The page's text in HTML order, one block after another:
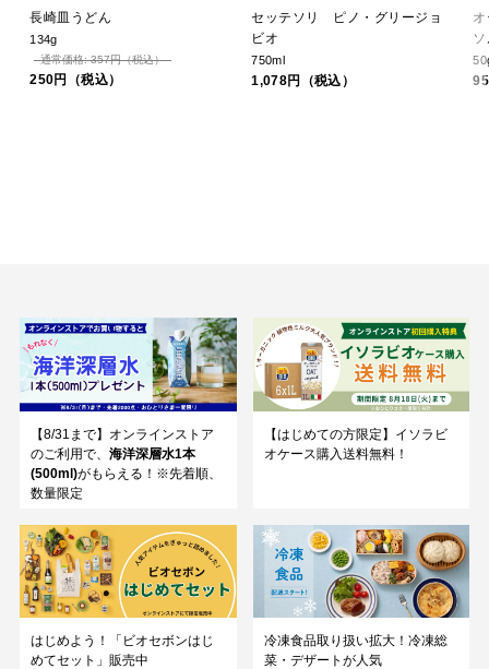
長崎皿うどん
134g
通常価格: 357円（税込）
250円（税込）
セッテソリ ピノ・グリージョ
ビオ
750ml
1,078円（税込）
【8/31まで】オンラインストア
のご利用で、 海洋深層水1本
(500ml)がもらえる！※先着順、
数量限定
【はじめての方限定】イソラビ
オケース購入送料無料！
はじめよう！「ビオセボンはじ
めてセット」販売中
冷凍食品取り扱い拡大！冷凍総
菜・デザートが人気